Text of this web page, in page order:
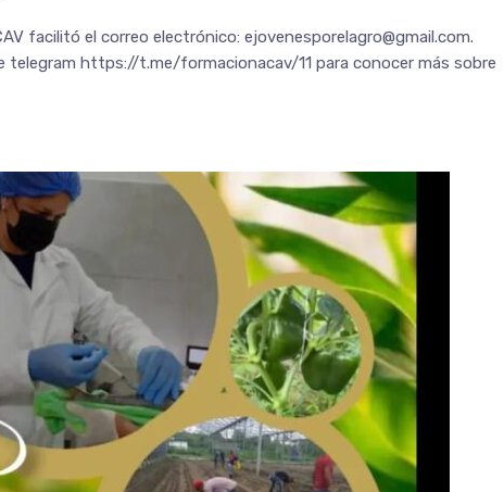
facilitó el correo electrónico: ejovenesporelagro@gmail.com.
telegram https://t.me/formacionacav/11 para conocer más sobre